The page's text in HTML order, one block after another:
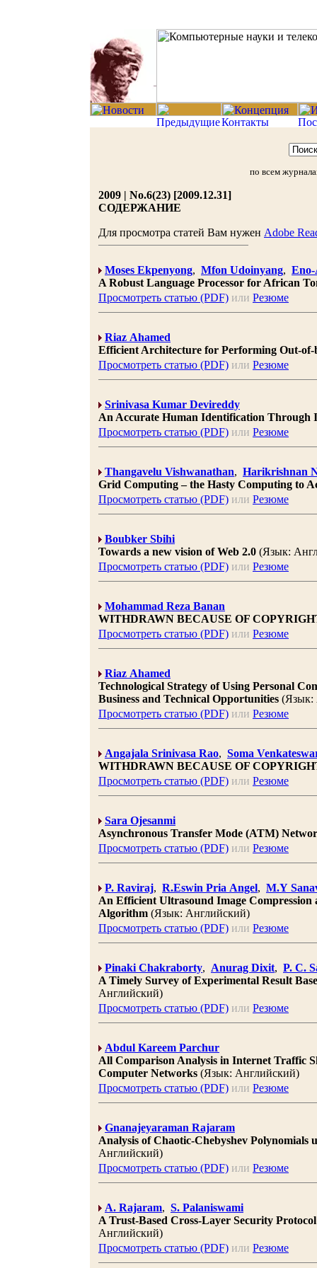
по всем
2009 | No.6(23) [2009.12.31]
СОДЕРЖАНИЕ
Для просмотра статей Вам нужен Adobe
Moses Ekpenyong, Mfon Udoinyang,
A Robust Language Processor for African
Просмотреть статью (PDF) или Резюме
Riaz Ahamed
Efficient Architecture for Performing Out-of-
Просмотреть статью (PDF) или Резюме
Srinivasa Kumar Devireddy
An Accurate Human Identification Through
Просмотреть статью (PDF) или Резюме
Thangavelu Vishwanathan, Harikrishnan
Grid Computing – the Hasty Computing to
Просмотреть статью (PDF) или Резюме
Boubker Sbihi
Towards a new vision of Web 2.0 (Язык:
Просмотреть статью (PDF) или Резюме
Mohammad Reza Banan
WITHDRAWN BECAUSE OF
Просмотреть статью (PDF) или Резюме
Riaz Ahamed
Technological Strategy of Using Personal
Business and Technical Opportunities (Язык:
Просмотреть статью (PDF) или Резюме
Angajala Srinivasa Rao, Soma
WITHDRAWN BECAUSE OF
Просмотреть статью (PDF) или Резюме
Sara Ojesanmi
Asynchronous Transfer Mode (ATM)
Просмотреть статью (PDF) или Резюме
P. Raviraj, R.Eswin Pria Angel, M.Y
An Efficient Ultrasound Image
Algorithm (Язык: Английский)
Просмотреть статью (PDF) или Резюме
Pinaki Chakraborty, Anurag Dixit, P. C.
A Timely Survey of Experimental Result
Английский)
Просмотреть статью (PDF) или Резюме
Abdul Kareem Parchur
All Comparison Analysis in Internet Traffic
Computer Networks (Язык: Английский)
Просмотреть статью (PDF) или Резюме
Gnanajeyaraman Rajaram
Analysis of Chaotic-Chebyshev Polynomials
Английский)
Просмотреть статью (PDF) или Резюме
A. Rajaram, S. Palaniswami
A Trust-Based Cross-Layer Security
Английский)
Просмотреть статью (PDF) или Резюме